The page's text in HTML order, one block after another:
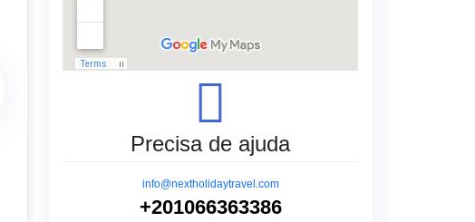
Precisa de ajuda
info@nextholidaytravel.com
+201066363386